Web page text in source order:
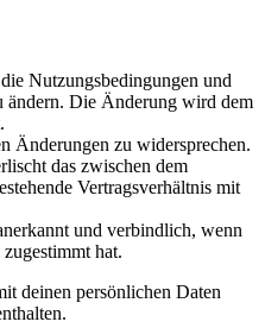
Nutzungsbedingungen und
ändern. Die Änderung wird dem
Änderungen zu widersprechen.
das zwischen dem
Vertragsverhältnis mit
und verbindlich, wenn
hat.
deinen persönlichen Daten